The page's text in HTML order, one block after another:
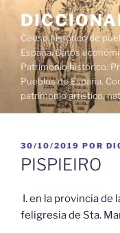
contenido
Censo histórico de
España. Datos
Patrimonio histórico.
Pueblos de España.
patrimonio artístico,
PUBLICADO
EL
30/10/2019 POR
PISPIEIRO
I. en la provincia de
feligresia de Sta.